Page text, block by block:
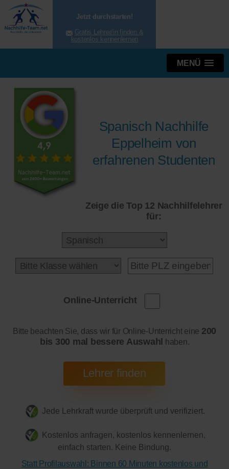
Jetzt durchstarten!
Gratis Lehrer/in finden &
kostenlos kennenlernen
MENÜ
Spanisch Nachhilfe
Eppelheim von
erfahrenen Studenten
Zeige die Top 12 Nachhilfelehrer
für:
Online-Unterricht
Bitte beachten Sie, dass wir für Online-Unterricht eine 200
bis 300 mal bessere Auswahl haben.
Jede Lehrkraft wurde überprüft und verifiziert.
Kostenlos anfragen, kostenlos kennenlernen,
einfach starten. Keine Bindung.
Statt Profilauswahl: Binnen 60 Minuten kostenlos und